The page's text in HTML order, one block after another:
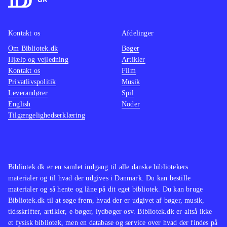
sin ret, hvor man kan fornemme at
man spiller mod mennesker og ikke
computere. Grafikken er set pænere
og musikken er en blandet omgang
metal, der giver den rette
adrenalinstemning
MX vs. ATV-serien findes på
spil uden at være prangende. De der
tager det med hjem vil givetvis få sig
timers underholdning, men nogen
nødvendighed i spilsamlingen er det
Bibliotek.dk er en samlet indgang til alle danske bibliotekers
materialer og til hvad der udgives i Danmark. Du kan bestille
materialer og så hente og låne på dit eget bibliotek. Du kan bruge
Bibliotek.dk til at søge frem, hvad der er udgivet af bøger, musik,
tidsskrifter, artikler, e-bøger, lydbøger osv. Bibliotek.dk er altså ikke
et fysisk bibliotek, men en database og service over hvad der findes på
Kontakt os
Om Bibliotek.dk
Hjælp og vejledning
Kontakt os
Privatlivspolitik
Leverandører
English
Tilgængelighedserklæring
Afdelinger
Bøger
Artikler
Film
Musik
Spil
Noder